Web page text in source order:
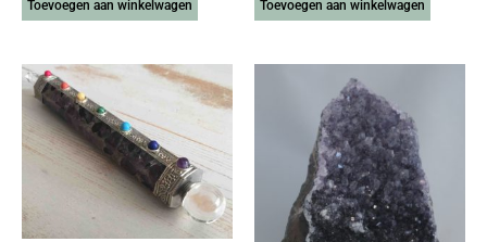
Toevoegen aan winkelwagen Toevoegen aan winkelwagen